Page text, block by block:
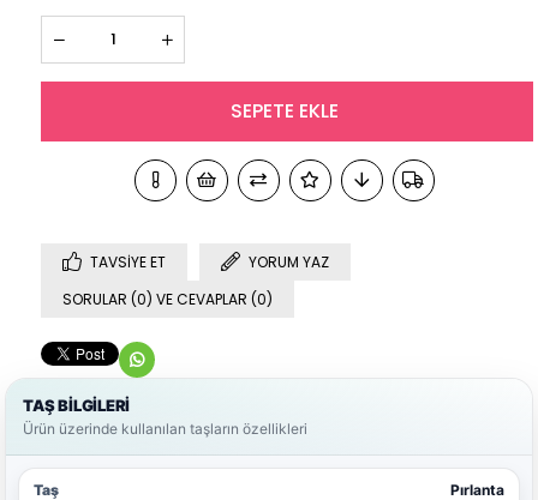
TAVSIYE ET
YORUM YAZ
SORULAR (0) VE CEVAPLAR (0)
TAŞ BİLGİLERİ
Ürün üzerinde kullanılan taşların özellikleri
Pırlanta